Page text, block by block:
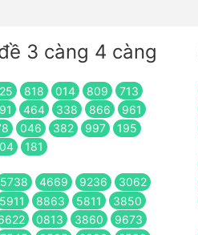
3 càng 4 càng
818 014 809
713
464 338 866
961
046 382 997
195
181
5738 4669 9236
3062
5911 8863 5811
3850
0813 3860
9673